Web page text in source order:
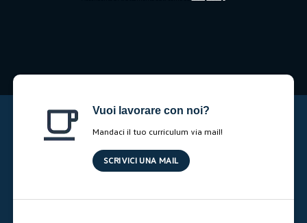
Vuoi lavorare con noi?
Mandaci il tuo curriculum via mail!
SCRIVICI UNA MAIL